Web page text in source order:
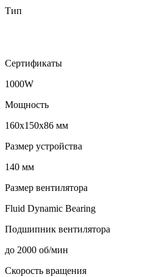
Тип
Сертификаты
1000W
Мощность
160x150x86 мм
Размер устройства
140 мм
Размер вентилятора
Fluid Dynamic Bearing
Подшипник вентилятора
до 2000 об/мин
Скорость вращения